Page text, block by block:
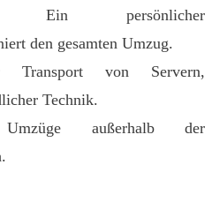
persönlicher
den gesamten Umzug.
Transport von Servern,
Technik.
außerhalb der